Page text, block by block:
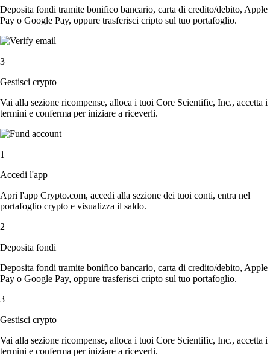
Deposita fondi tramite bonifico bancario, carta di credito/debito, Apple
Pay o Google Pay, oppure trasferisci cripto sul tuo portafoglio.
3
Gestisci crypto
Vai alla sezione ricompense, alloca i tuoi Core Scientific, Inc., accetta i
termini e conferma per iniziare a riceverli.
1
Accedi l'app
Apri l'app Crypto.com, accedi alla sezione dei tuoi conti, entra nel
portafoglio crypto e visualizza il saldo.
2
Deposita fondi
Deposita fondi tramite bonifico bancario, carta di credito/debito, Apple
Pay o Google Pay, oppure trasferisci cripto sul tuo portafoglio.
3
Gestisci crypto
Vai alla sezione ricompense, alloca i tuoi Core Scientific, Inc., accetta i
termini e conferma per iniziare a riceverli.